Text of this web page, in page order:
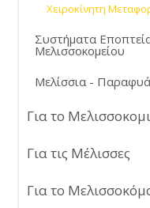
Χειροκίνητη
Συστήματα
Μελισσοκομείου
Μελίσσια -
Για το
Για τις Μέλισσες
Για το